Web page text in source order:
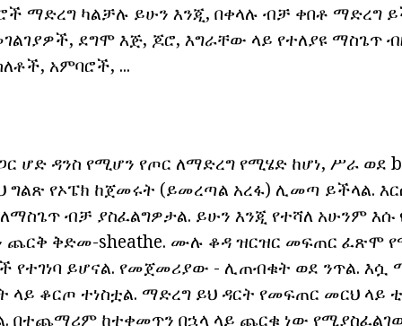
ማድረግ ካልቻሉ ይሁን እንጂ, በቀላሉ ብቻ ቀበቶ ማድረግ
ደግሞ እጅ, ጆሮ, እግራቸው ላይ የተለያዩ ማስጌጥ
አምባሮች, ...
ሆድ ዳንስ የሚሆን የጦር ለማድረግ የሚሄድ ከሆነ, ሥራ ወደ
የኦፔክ ከጀመሩት (ይመረጣል አረፋ) ሊመጣ ይችላል. እርሱ
ብቻ ያስፈልግዎታል. ይሁን እንጂ የተሻለ አሁንም እሱ
ጨርቅ ቅድመ-sheathe. ሙሉ ቆዳ ዝርዝር መፍጠር ፈጽሞ
የተገነባ ይሆናል. የመጀመሪያው - ሊጠብቁት ወደ ንጥል. እሷ
ላይ ቆርጦ ተነስቷል. ማድረግ ይህ ዳርት የመፍጠር መርህ ላይ
በተጨማሪም ከተቀመጥን በኋላ ላይ ጨርቁ ነው